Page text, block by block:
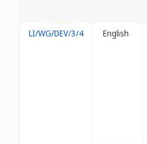
LI/WG/DEV/3/4 English